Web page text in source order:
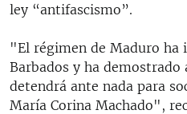
ley “antifascismo”.
"El régimen de Maduro ha
Barbados y ha demostrado
detendrá ante nada para
María Corina Machado",